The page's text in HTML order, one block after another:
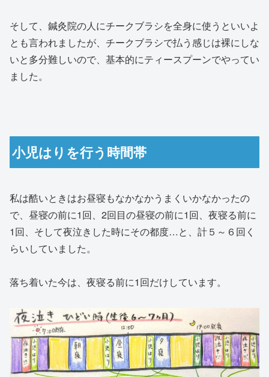
そして、鍼灸院の人にチークブラシを全身に使うといいよ
とも言われましたが、チークブラシで払う感じは裸にしな
いと多分難しいので、基本的にティースプーンでやってい
ました。
小児はりを行う時間帯
私は酷いときはお昼寝もなかなかうまくいかなかったの
で、昼寝の前に1回、2回目の昼寝の前に1回、夜寝る前に
1回、そして夜泣きした時にその都度…と、計５～６回く
らいしていました。
落ち着いた今は、夜寝る前に1回だけしています。